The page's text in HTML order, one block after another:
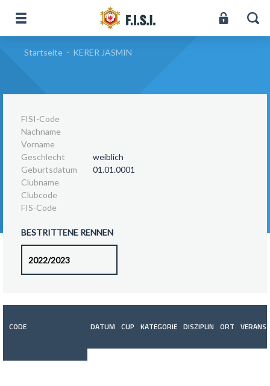
Startseite - KERER JASMIN
FISI-Code
Nachname
Vorname
Geschlecht
weiblich
Geburtsdatum
01.01.0001
Clubname
Clubcode
FIS-Code
BESTRITTENE RENNEN
CODE DATUM CUP KATEGORIE DISZIPLIN ORT